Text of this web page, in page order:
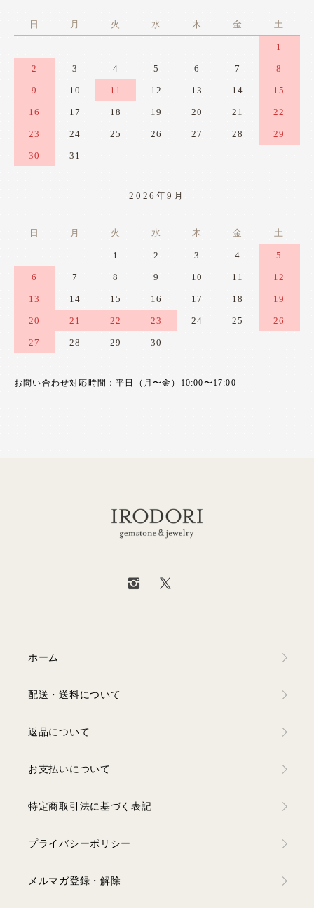
日 月 火 水 木 金 土
1
2 3 4 5 6 7 8
9 10 11 12 13 14 15
16 17 18 19 20 21 22
23 24 25 26 27 28 29
30 31
2026年9月
日 月 火 水 木 金 土
1 2 3 4 5
6 7 8 9 10 11 12
13 14 15 16 17 18 19
20 21 22 23 24 25 26
27 28 29 30
お問い合わせ対応時間：平日（月〜金）10:00〜17:00
ホーム
配送・送料について
返品について
お支払いについて
特定商取引法に基づく表記
プライバシーポリシー
メルマガ登録・解除